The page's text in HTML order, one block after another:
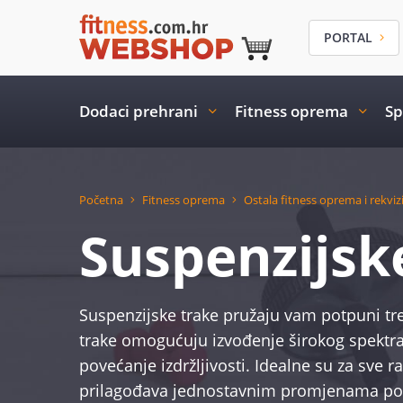
PORTAL
Dodaci prehrani Fitness oprema
Početna Fitness oprema Ostala fitness oprema i
Suspenzijske trake pružaju vam potpuni
trake omogućuju izvođenje širokog
povećanje izdržljivosti. Idealne su za sve
prilagođava jednostavnim promjenama